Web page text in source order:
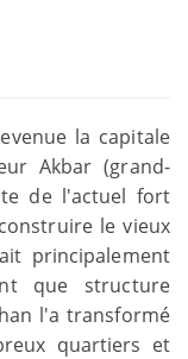
la capitale
Akbar (grand-
de l'actuel fort
le vieux
principalement
que structure
l'a transformé
quartiers et